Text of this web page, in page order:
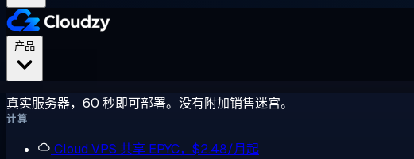
真实服务器，60 秒即可部署。没有附加销售迷宫。
计算
Cloud VPS 共享 EPYC，$2.48/月起